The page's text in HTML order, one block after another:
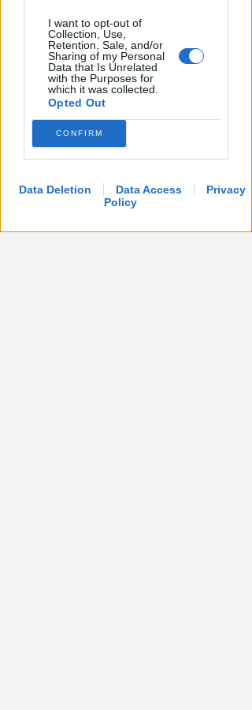
I want to opt-out of
Collection, Use,
Retention, Sale, and/or
Sharing of my Personal
Data that Is Unrelated
with the Purposes for
which it was collected.
Opted Out
CONFIRM
Data Deletion Data Access
Privacy
Policy
AL CIRCOLO TENNIS VENUSTAS
Trofeo del Gavettone di 3ª: a
segno Gerboni, Crescentini,
Brunelli e Grisanti
Icaro Sport